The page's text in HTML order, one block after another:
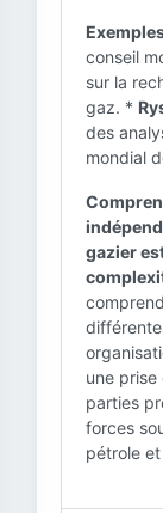
conseil
sur la
gaz. *
des
mondial
gazier
une
parties
forces
pétrole